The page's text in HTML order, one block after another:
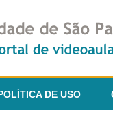
DE USO